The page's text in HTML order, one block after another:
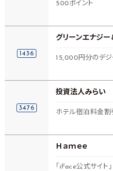
500ポイント
1436
グリーンエナジー
15,000円分のデジ
3476
投資法人みらい
ホテル宿泊料金割
Ｈａｍｅｅ
「iFace公式サイト